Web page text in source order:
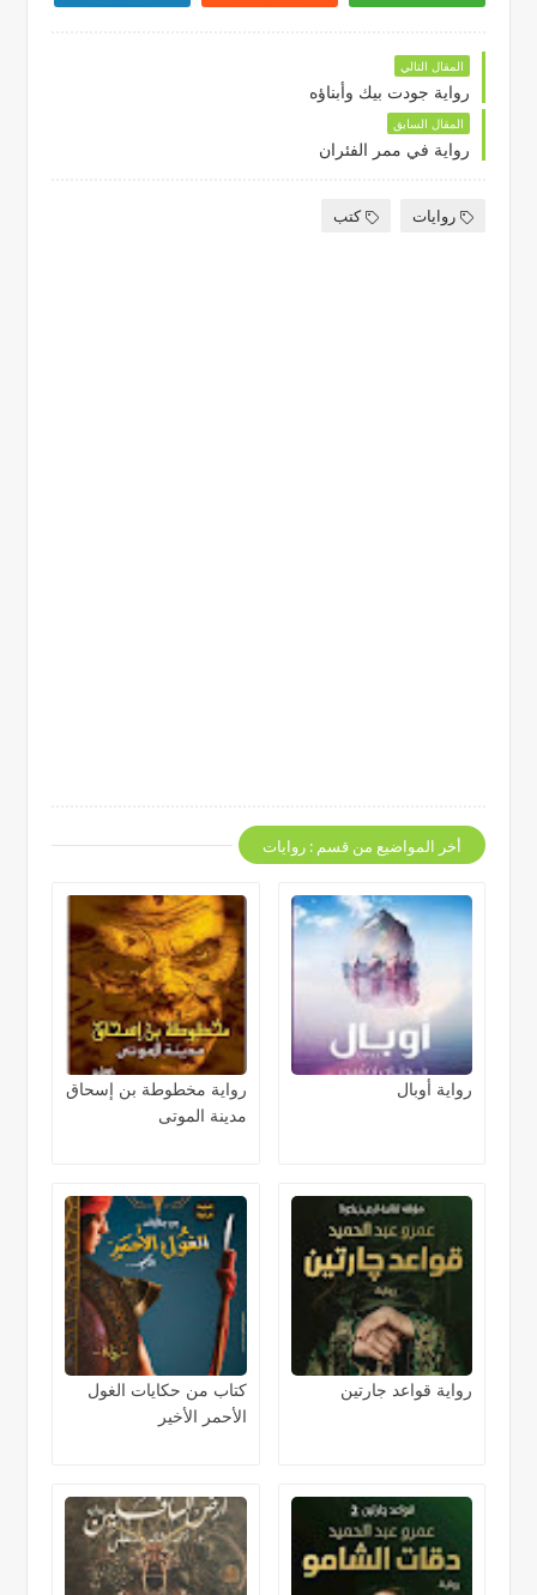
المقال التالي
رواية جودت بيك وأبناؤه
المقال السابق
رواية في ممر الفئران
روايات كتب
أخر المواضيع من قسم : روايات
رواية أوبال
رواية مخطوطة بن إسحاق
مدينة الموتى
رواية قواعد جارتين
كتاب من حكايات الغول
الأحمر الأخير